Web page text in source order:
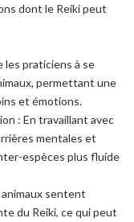
dont le Reiki peut
les praticiens à se
permettant une
et émotions.
: En travaillant avec
mentales et
espèces plus fluide
animaux sentent
du Reiki, ce qui peut